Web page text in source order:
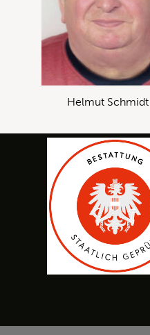
Helmut Schmidt